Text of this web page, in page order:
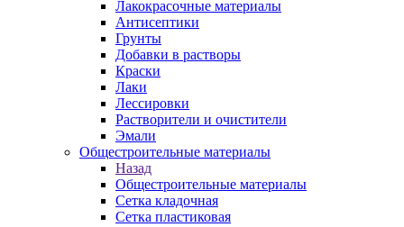
Лакокрасочные материалы
Антисептики
Грунты
Добавки в растворы
Краски
Лаки
Лессировки
Растворители и очистители
Эмали
Общестроительные материалы
Назад
Общестроительные материалы
Сетка кладочная
Сетка пластиковая